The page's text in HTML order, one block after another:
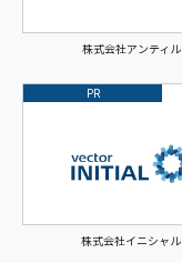
株式会社アンティル
PR
株式会社イニシャル